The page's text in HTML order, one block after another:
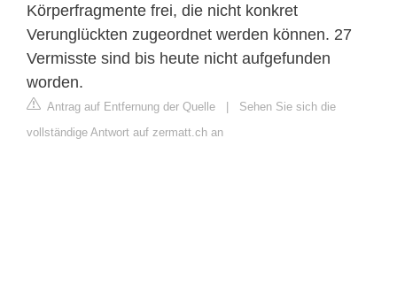
Körperfragmente frei, die nicht konkret
Verunglückten zugeordnet werden können. 27
Vermisste sind bis heute nicht aufgefunden
worden.
Antrag auf Entfernung der Quelle | Sehen Sie sich die
vollständige Antwort auf zermatt.ch an